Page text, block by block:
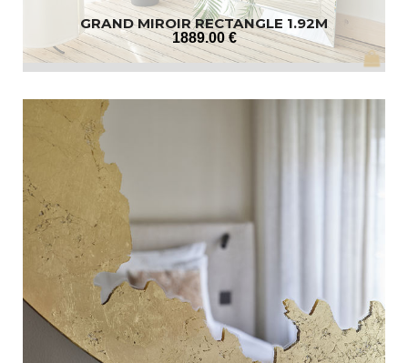
GRAND MIROIR RECTANGLE 1.92M
1889.00 €